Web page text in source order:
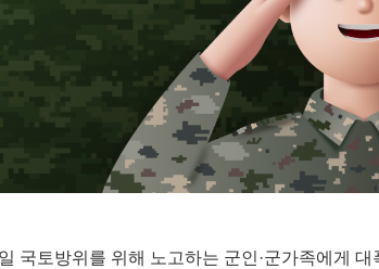
국토방위를 위해 노고하는 군인·군가족에게 대